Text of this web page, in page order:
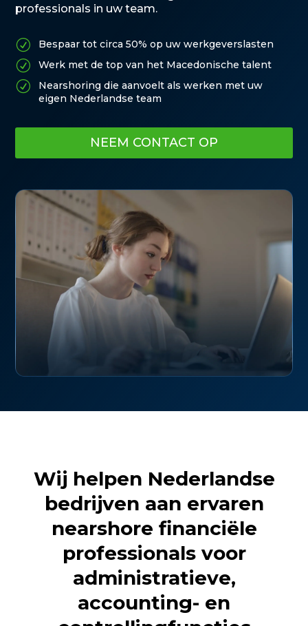
professionals in uw team.
R Bespaar tot circa 50% op uw werkgeverslasten
R Werk met de top van het Macedonische talent
R
Nearshoring die aanvoelt als werken met uw
eigen Nederlandse team
NEEM CONTACT OP
Wij helpen Nederlandse
bedrijven aan ervaren
nearshore financiële
professionals voor
administratieve,
accounting- en